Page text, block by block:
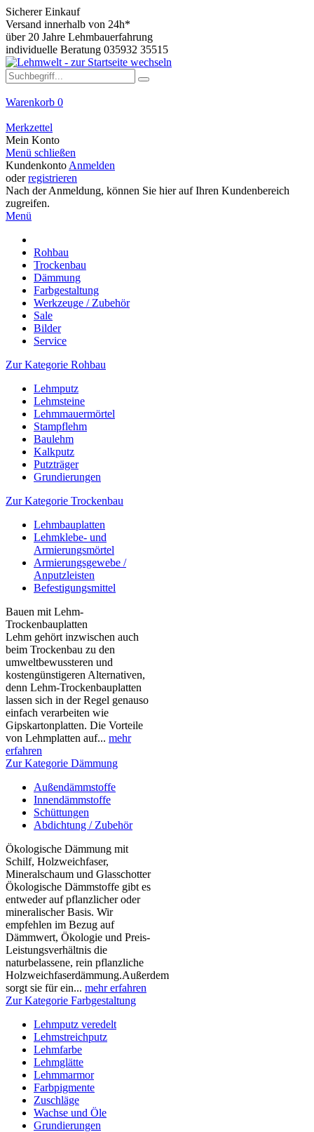
Sicherer Einkauf
Versand innerhalb von 24h*
über 20 Jahre Lehmbauerfahrung
individuelle Beratung 035932 35515
Warenkorb 0
Merkzettel
Mein Konto
Menü schließen
Kundenkonto Anmelden
oderregistrieren
Nach der Anmeldung, können Sie hier auf Ihren Kundenbereich
zugreifen.
Menü
Rohbau
Trockenbau
Dämmung
Farbgestaltung
Werkzeuge / Zubehör
Sale
Bilder
Service
Zur Kategorie Rohbau
Lehmputz
Lehmsteine
Lehmmauermörtel
Stampflehm
Baulehm
Kalkputz
Putzträger
Grundierungen
Zur Kategorie Trockenbau
Lehmbauplatten
Lehmklebe- und
Armierungsmörtel
Armierungsgewebe /
Anputzleisten
Befestigungsmittel
Bauen mit Lehm-
Trockenbauplatten
Lehm gehört inzwischen auch
beim Trockenbau zu den
umweltbewussteren und
kostengünstigeren Alternativen,
denn Lehm-Trockenbauplatten
lassen sich in der Regel genauso
einfach verarbeiten wie
Gipskartonplatten. Die Vorteile
von Lehmplatten auf... mehr
erfahren
Zur Kategorie Dämmung
Außendämmstoffe
Innendämmstoffe
Schüttungen
Abdichtung / Zubehör
Ökologische Dämmung mit
Schilf, Holzweichfaser,
Mineralschaum und Glasschotter
Ökologische Dämmstoffe gibt es
entweder auf pflanzlicher oder
mineralischer Basis. Wir
empfehlen im Bezug auf
Dämmwert, Ökologie und Preis-
Leistungsverhältnis die
naturbelassene, rein pflanzliche
Holzweichfaserdämmung.Außerdem
sorgt sie für ein... mehr erfahren
Zur Kategorie Farbgestaltung
Lehmputz veredelt
Lehmstreichputz
Lehmfarbe
Lehmglätte
Lehmmarmor
Farbpigmente
Zuschläge
Wachse und Öle
Grundierungen